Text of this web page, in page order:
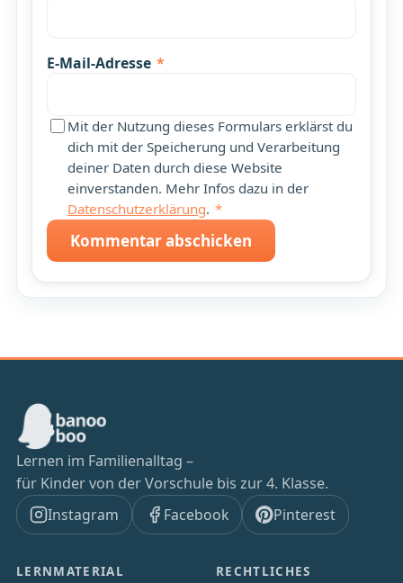
E-Mail-Adresse *
Mit der Nutzung dieses Formulars erklärst du
dich mit der Speicherung und Verarbeitung
deiner Daten durch diese Website
einverstanden. Mehr Infos dazu in der
Datenschutzerklärung. *
Kommentar abschicken
Lernen im Familienalltag –
für Kinder von der Vorschule bis zur 4. Klasse.
Instagram
Facebook Pinterest
LERNMATERIAL RECHTLICHES